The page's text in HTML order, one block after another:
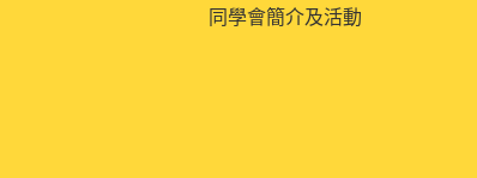
同學會簡介及活動